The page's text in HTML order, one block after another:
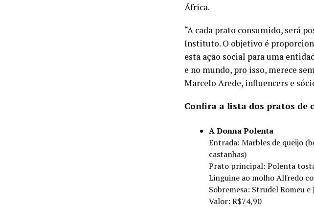
África.
“A cada prato consumido, será
Instituto. O objetivo é
esta ação social para uma
e no mundo, pro isso, merece
Marcelo Arede, influencers e
Confira a lista dos pratos de
A Donna Polenta
Entrada: Marbles de queijo
castanhas)
Prato principal: Polenta
Linguine ao molho Alfredo
Sobremesa: Strudel Romeu
Valor: R$74,90